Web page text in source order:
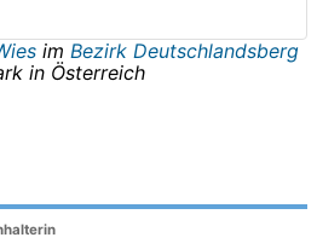
im Bezirk Deutschlandsberg
in Österreich